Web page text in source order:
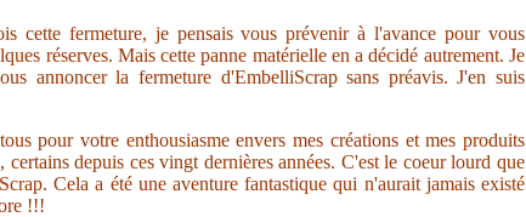
cette fermeture, je pensais vous prévenir à l'avance pour vous
réserves. Mais cette panne matérielle en a décidé autrement. Je
annoncer la fermeture d'EmbelliScrap sans préavis. J'en suis
pour votre enthousiasme envers mes créations et mes produits
depuis ces vingt dernières années. C'est le coeur lourd que
Cela a été une aventure fantastique qui n'aurait jamais existé
!!!